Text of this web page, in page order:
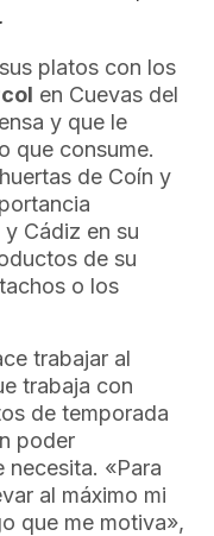
platos con los
en Cuevas del
y que le
que consume.
de Coín y
Cádiz en su
de su
o los
trabajar al
trabaja con
de temporada
poder
necesita. «Para
al máximo mi
que me motiva»,